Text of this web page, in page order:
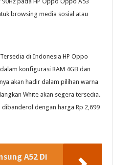
browsing media sosial atau
di Indonesia HP Oppo
konfigurasi RAM 4GB dan
akan hadir dalam pilihan warna
White akan segera tersedia.
dengan harga Rp 2,699
A52 Di